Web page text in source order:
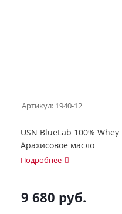
Артикул: 1940-12
USN BlueLab 100%
Арахисовое масло
Подробнее
9 680 руб.